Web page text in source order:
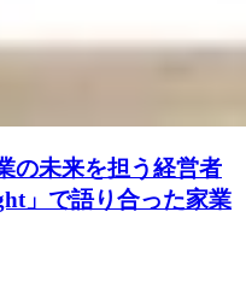
の未来を担う経営者
」で語り合った家業